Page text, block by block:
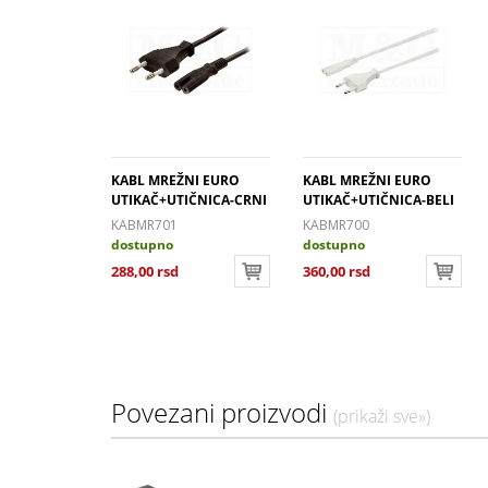
•
•
•
• Tip
•
•
• Max :
•
KABL MREŽNI EURO
UTIKAČ+UTIČNICA-CRNI
1,5M
KABMR701
dostupno
288,00 rsd
KABL MREŽNI EURO
UTIKAČ+UTIČNICA-BELI
2,0M
KABMR700
dostupno
360,00 rsd
Povezani proizvodi (prikaži sve»)